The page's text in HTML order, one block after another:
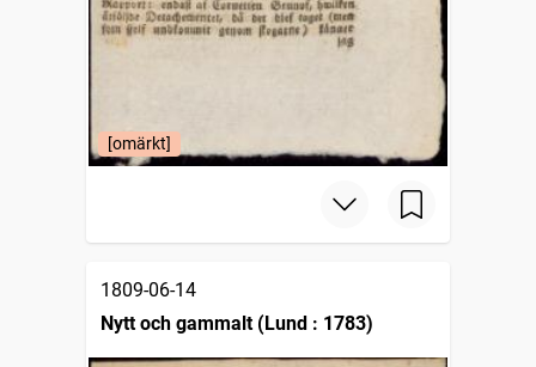
[omärkt]
1809-06-14
Nytt och gammalt (Lund : 1783)